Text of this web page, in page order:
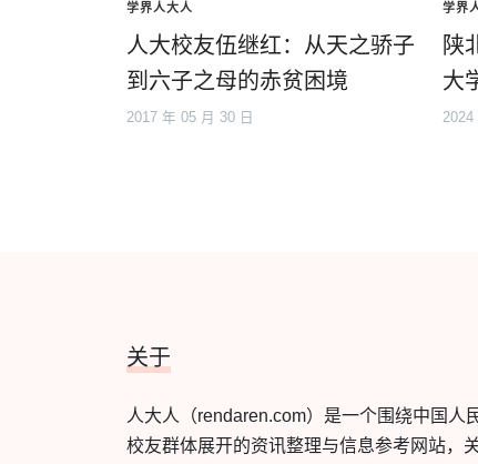
学界人大人
人大校友伍继红：从天之骄子
到六子之母的赤贫困境
2017 年 05 月 30 日
学界
陕
大
2024
关于
人大人（rendaren.com）是一个围绕中国人
校友群体展开的资讯整理与信息参考网站，